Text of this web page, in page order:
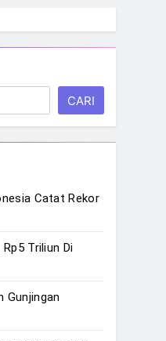
CARI
Catat Rekor
Triliun Di
Gunjingan